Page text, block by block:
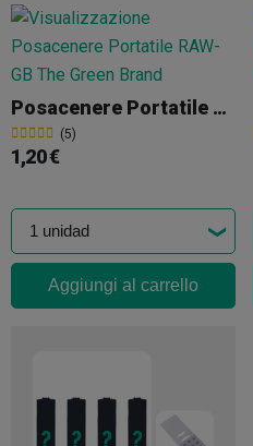
Posacenere Portatile RAW
(5)
1,20 €
Aggiungi al carrello